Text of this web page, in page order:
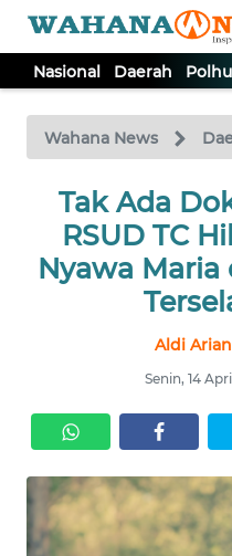
Nasional Daerah
Wahana News
Tak Ada
RSUD TC
Nyawa Maria
Aldi
Senin, 14
TV
Tutup
NASIONAL
DAERAH
EKUIN
SAINS-TEKNO